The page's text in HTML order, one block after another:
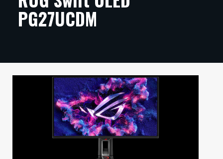
ARTIKKELIT
TIETOA
VAIHDA TEEMA
PG27UCDM